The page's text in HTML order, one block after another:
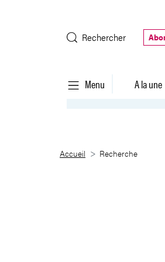
Rechercher
Menu A la une
Recherche
Accueil Recherche